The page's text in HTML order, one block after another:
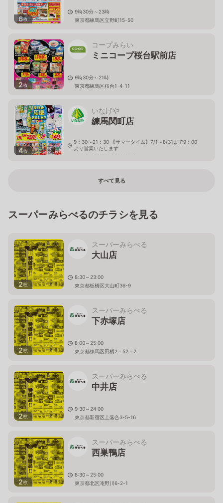
6枚
9時30分～23時
東京都練馬区立野町15-50
2枚
コープみらい
ミニコープ桜台駅前店
9時30分～21時
東京都練馬区桜台1-4-11
4枚
いなげや
練馬関町店
9：30～21：30 【サマータイム】7/1～8/31まで9：00
より営業いたします
東京都練馬区関町南4-19-8
すべて見る
スーパーみらべるのチラシを見る
2枚
スーパーみらべる
大山店
8:30～23:00
東京都板橋区大山町36-9
2枚
スーパーみらべる
下赤塚店
8:00～25:00
東京都練馬区田柄2－52－2
2枚
スーパーみらべる
中井店
9:30～24:00
東京都新宿区上落合3-5-16
2枚
スーパーみらべる
西巣鴨店
8:30～25:00
東京都北区滝野川6-2-1